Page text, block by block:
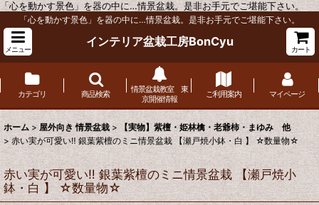
「心を動かす景色」を器の中に…情景盆栽。是非お手元でご堪能下さい。
「心を動かす景色」を器の中に…情景盆栽。是非お手元でご堪能下さい。
メニュー
インテリア盆栽工房BonCyu
カート
カテゴリ 商品検索
情景盆栽教室 東
京開催情報
ご利用案内 マイページ
ホーム > 屋外向き 情景盆栽 > 【実物】紫檀・姫林檎・老爺柿・まゆみ 他
> 赤い実が可愛い‼ 銀葉紫檀のミニ情景盆栽 【瀬戸焼小鉢・白 】 ☆数量物☆
赤い実が可愛い‼ 銀葉紫檀のミニ情景盆栽 【瀬戸焼小
鉢・白 】 ☆数量物☆